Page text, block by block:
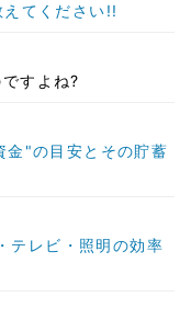
えてください!!
すよね?
金"の目安とその貯蓄
テレビ・照明の効率